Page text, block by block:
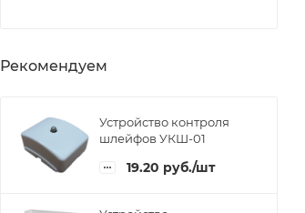
Рекомендуем
Устройство контроля
шлейфов УКШ-01
19.20 руб./шт